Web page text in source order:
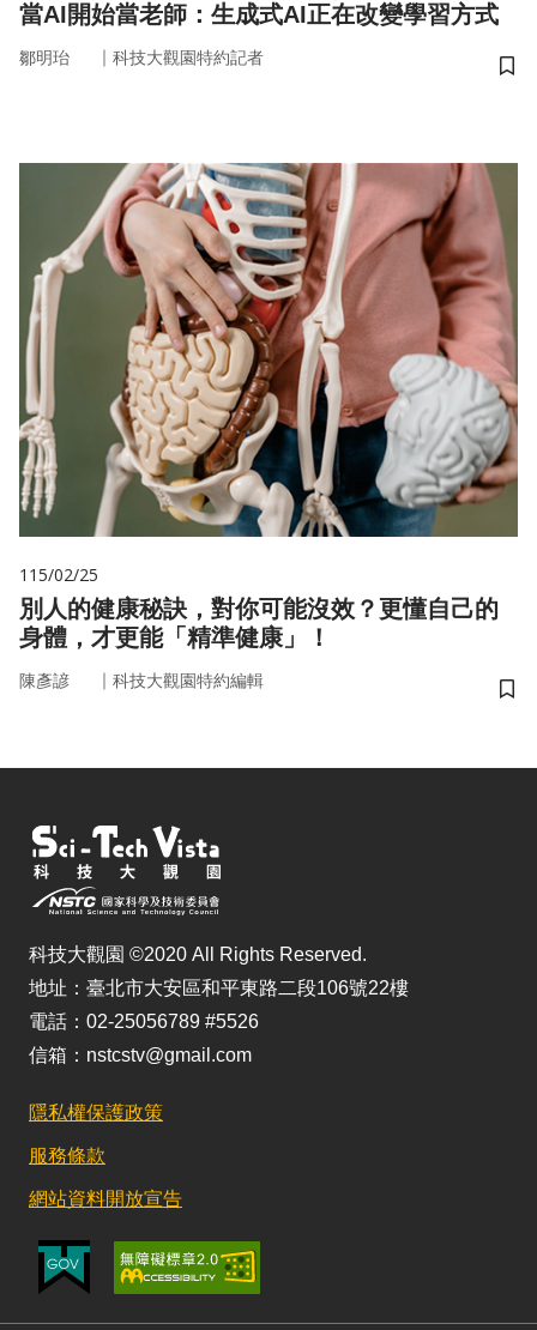
當AI開始當老師：生成式AI正在改變學習方式
鄒明珆 ｜ 科技大觀園特約記者
儲
115/02/25
別人的健康秘訣，對你可能沒效？更懂自己的
身體，才更能「精準健康」！
陳彥諺 ｜ 科技大觀園特約編輯
儲
科技大觀園 ©2020 All Rights Reserved.
地址：臺北市大安區和平東路二段106號22樓
電話：02-25056789 #5526
信箱：nstcstv@gmail.com
隱私權保護政策
服務條款
網站資料開放宣告